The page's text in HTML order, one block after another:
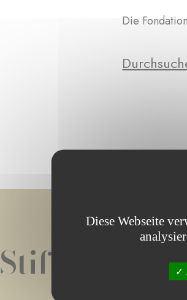
Die
Diese Webseite